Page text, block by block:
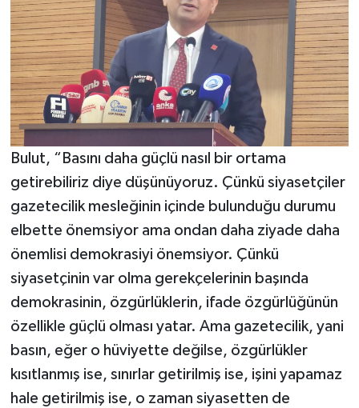
Bulut, “Basını daha güçlü nasıl bir ortama
getirebiliriz diye düşünüyoruz. Çünkü siyasetçiler
gazetecilik mesleğinin içinde bulunduğu durumu
elbette önemsiyor ama ondan daha ziyade daha
önemlisi demokrasiyi önemsiyor. Çünkü
siyasetçinin var olma gerekçelerinin başında
demokrasinin, özgürlüklerin, ifade özgürlüğünün
özellikle güçlü olması yatar. Ama gazetecilik, yani
basın, eğer o hüviyette değilse, özgürlükler
kısıtlanmış ise, sınırlar getirilmiş ise, işini yapamaz
hale getirilmiş ise, o zaman siyasetten de